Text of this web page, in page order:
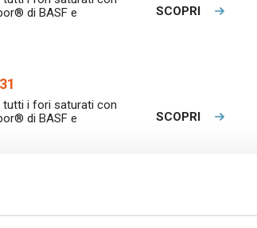
di BASF e
SCOPRI
i fori saturati con
di BASF e
SCOPRI